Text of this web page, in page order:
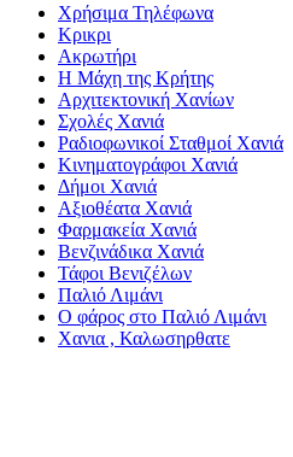
Χρήσιμα Τηλέφωνα
Κρικρι
Ακρωτήρι
Η Μάχη της Κρήτης
Αρχιτεκτονική Χανίων
Σχολές Χανιά
Ραδιοφωνικοί Σταθμοί Χανιά
Κινηματογράφοι Χανιά
Δήμοι Χανιά
Αξιοθέατα Χανιά
Φαρμακεία Χανιά
Βενζινάδικα Χανιά
Τάφοι Βενιζέλων
Παλιό Λιμάνι
Ο φάρος στο Παλιό Λιμάνι
Χανια , Καλωσηρθατε